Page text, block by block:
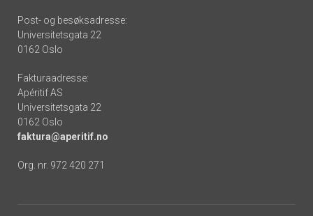
Post- og besøksadresse:
Universitetsgata 22
0162 Oslo
Fakturaadresse:
Apéritif AS
Universitetsgata 22
0162 Oslo
faktura@aperitif.no
Org. nr. 972 420 271